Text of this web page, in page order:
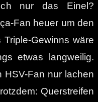
nur das Einel?
Fan heuer um den
Gewinns wäre
etwas langweilig.
HSV-Fan nur lachen
Querstreifen